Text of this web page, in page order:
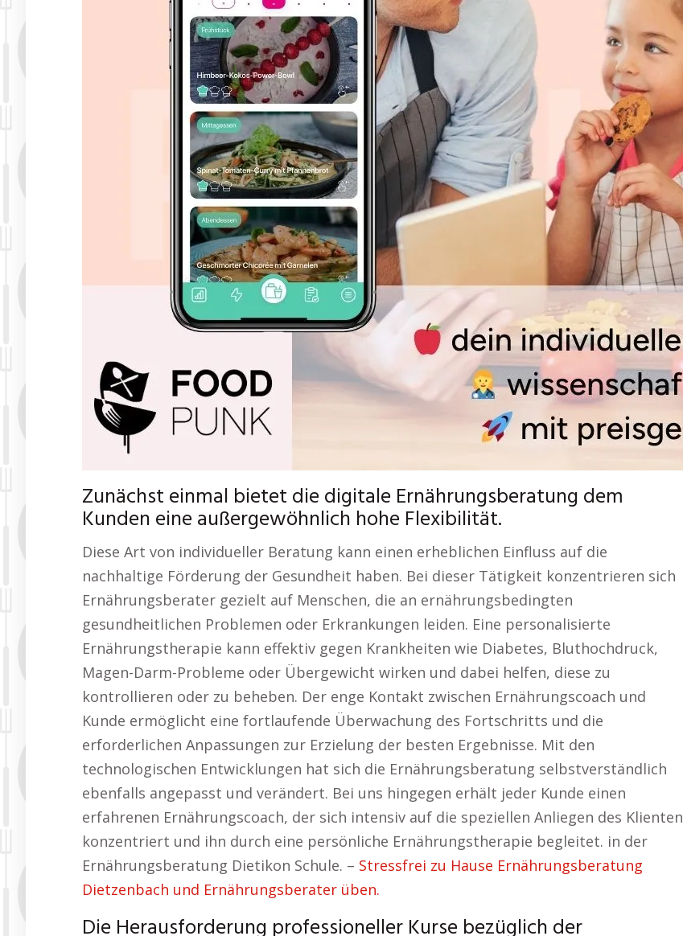
Zunächst einmal bietet die digitale Ernährungsberatung dem
Kunden eine außergewöhnlich hohe Flexibilität.
Diese Art von individueller Beratung kann einen erheblichen Einfluss auf die
nachhaltige Förderung der Gesundheit haben. Bei dieser Tätigkeit konzentrieren sich
Ernährungsberater gezielt auf Menschen, die an ernährungsbedingten
gesundheitlichen Problemen oder Erkrankungen leiden. Eine personalisierte
Ernährungstherapie kann effektiv gegen Krankheiten wie Diabetes, Bluthochdruck,
Magen-Darm-Probleme oder Übergewicht wirken und dabei helfen, diese zu
kontrollieren oder zu beheben. Der enge Kontakt zwischen Ernährungscoach und
Kunde ermöglicht eine fortlaufende Überwachung des Fortschritts und die
erforderlichen Anpassungen zur Erzielung der besten Ergebnisse. Mit den
technologischen Entwicklungen hat sich die Ernährungsberatung selbstverständlich
ebenfalls angepasst und verändert. Bei uns hingegen erhält jeder Kunde einen
erfahrenen Ernährungscoach, der sich intensiv auf die speziellen Anliegen des Klienten
konzentriert und ihn durch eine persönliche Ernährungstherapie begleitet. in der
Ernährungsberatung Dietikon Schule. – Stressfrei zu Hause Ernährungsberatung
Dietzenbach und Ernährungsberater üben.
Die Herausforderung professioneller Kurse bezüglich der